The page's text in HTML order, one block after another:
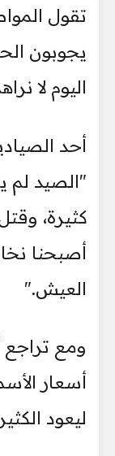
تقول
يجوبون
اليوم لا
أحد
"الصيد لم
كثيرة،
أصبحنا
العيش."
ومع تراجع
أسعار
ليعود